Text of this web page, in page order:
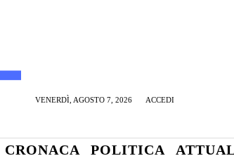
VENERDÌ, AGOSTO 7, 2026 ACCEDI
CRONACA POLITICA